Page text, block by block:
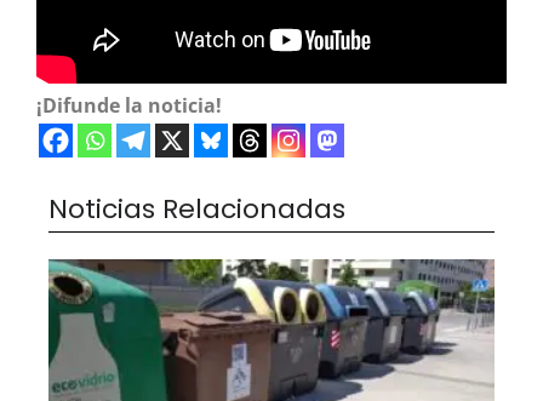
¡Difunde la noticia!
Noticias Relacionadas